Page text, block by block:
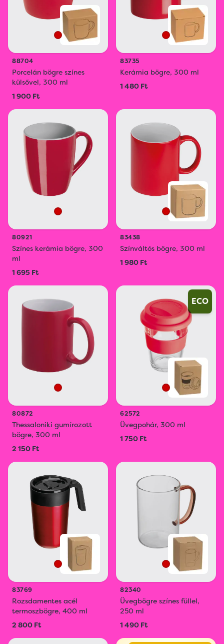
88704
Porcelán bögre színes
külsővel, 300 ml
1 900 Ft
83735
Kerámia bögre, 300 ml
1 480 Ft
80921
Színes kerámia bögre, 300
ml
1 695 Ft
83438
Színváltós bögre, 300 ml
1 980 Ft
80872
Thessaloniki gumírozott
bögre, 300 ml
2 150 Ft
ECO
62572
Üvegpohár, 300 ml
1 750 Ft
83769
Rozsdamentes acél
termoszbögre, 400 ml
2 800 Ft
82340
Üvegbögre színes füllel,
250 ml
1 490 Ft